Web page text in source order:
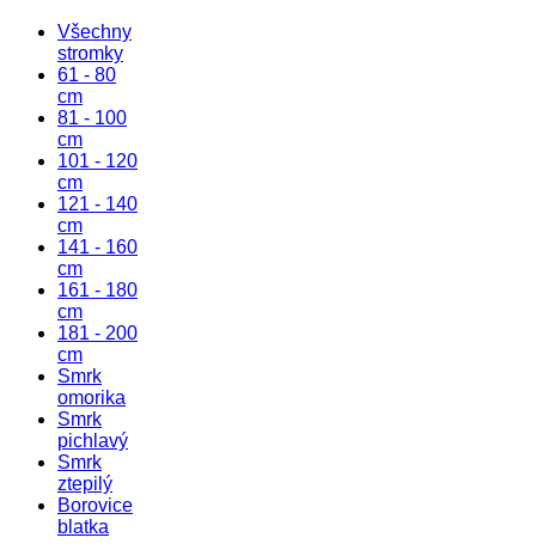
Všechny
stromky
61 - 80
cm
81 - 100
cm
101 - 120
cm
121 - 140
cm
141 - 160
cm
161 - 180
cm
181 - 200
cm
Smrk
omorika
Smrk
pichlavý
Smrk
ztepilý
Borovice
blatka